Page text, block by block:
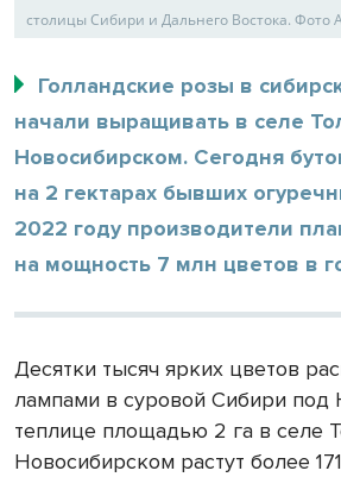
столицы Сибири и Дальнего Востока. Фото
Голландские розы в
начали выращивать в селе
Новосибирском. Сегодня
на 2 гектарах бывших
2022 году производители
на мощность 7 млн цветов в
Десятки тысяч ярких цветов
лампами в суровой Сибири под
теплице площадью 2 га в селе
Новосибирском растут более